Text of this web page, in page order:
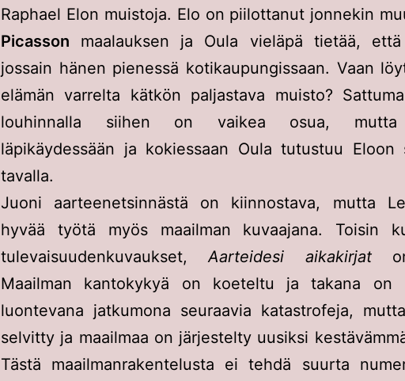
Raphael Elon muistoja. Elo on piilottanut jonnekin
Picasson maalauksen ja Oula vieläpä tietää,
jossain hänen pienessä kotikaupungissaan. Vaan
elämän varrelta kätkön paljastava muisto?
louhinnalla siihen on vaikea osua, mutta
läpikäydessään ja kokiessaan Oula tutustuu Eloon
tavalla.
Juoni aarteenetsinnästä on kiinnostava, mutta
hyvää työtä myös maailman kuvaajana. Toisin
tulevaisuudenkuvaukset,Aarteidesi aikakirjaton
Maailman kantokykyä on koeteltu ja takana on
luontevana jatkumona seuraavia katastrofeja,
selvitty ja maailmaa on järjestelty uusiksi
Tästä maailmanrakentelusta ei tehdä suurta